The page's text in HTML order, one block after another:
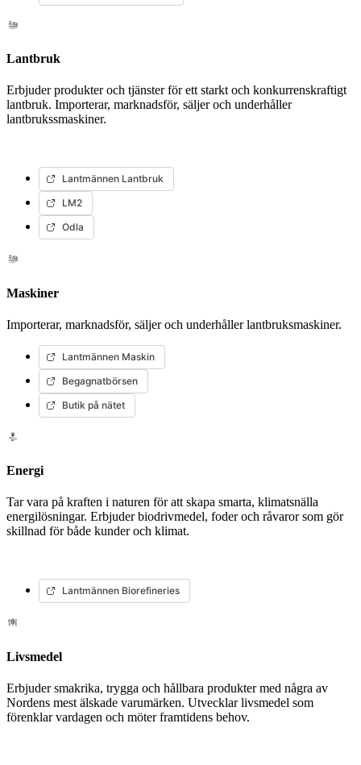
Lantbruk
Erbjuder produkter och tjänster för ett starkt och konkurrenskraftigt
lantbruk. Importerar, marknadsför, säljer och underhåller
lantbrukssmaskiner.
Lantmännen Lantbruk
LM2
Odla
Maskiner
Importerar, marknadsför, säljer och underhåller lantbruksmaskiner.
Lantmännen Maskin
Begagnatbörsen
Butik på nätet
Energi
Tar vara på kraften i naturen för att skapa smarta, klimatsnälla
energilösningar. Erbjuder biodrivmedel, foder och råvaror som gör
skillnad för både kunder och klimat.
Lantmännen Biorefineries
Livsmedel
Erbjuder smakrika, trygga och hållbara produkter med några av
Nordens mest älskade varumärken. Utvecklar livsmedel som
förenklar vardagen och möter framtidens behov.